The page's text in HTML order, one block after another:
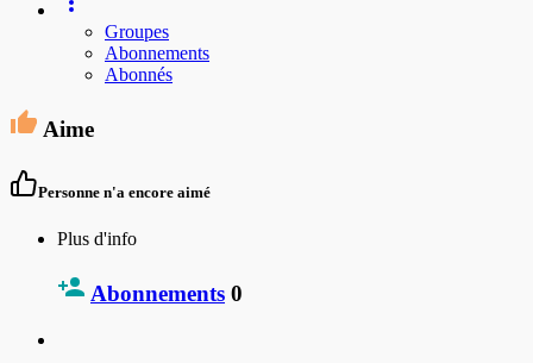
Groupes
Abonnements
Abonnés
Aime
Personne n'a encore aimé
Plus d'info
Abonnements 0